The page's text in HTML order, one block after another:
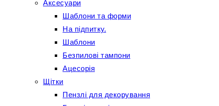
Аксесуари
Шаблони та форми
На підпитку.
Шаблони
Безпилові тампони
Ацесорія
Щітки
Пензлі для декорування